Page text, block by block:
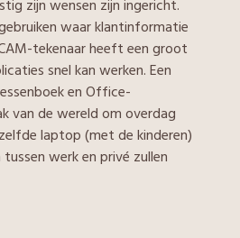
zijn wensen zijn ingericht.
waar klantinformatie
tekenaar heeft een groot
snel kan werken. Een
en Office-
van de wereld om overdag
laptop (met de kinderen)
werk en privé zullen